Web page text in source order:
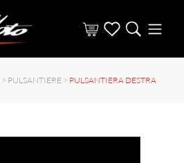
> PULSANTIERE > PULSANTIERA DESTRA